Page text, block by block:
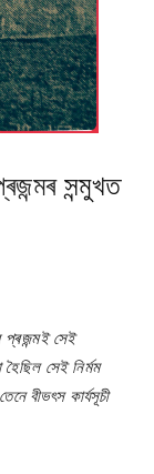
সন্মুখত
সেই
সেই নিৰ্মম
বীভৎস কাৰ্যসূচী